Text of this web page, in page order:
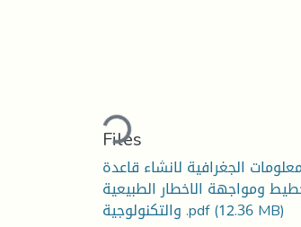
Loading...
Files
الجغرافية لانشاء قاعدة
ومواجهة الاخطار الطبيعية
والتكنولوجية .pdf(12.36 MB)